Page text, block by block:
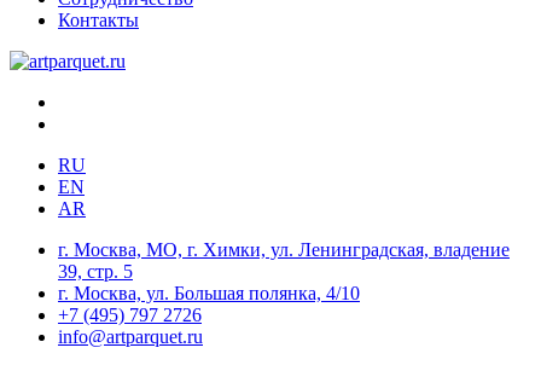
Контакты
RU
EN
AR
г. Москва, МО, г. Химки, ул. Ленинградская, владение
39, стр. 5
г. Москва, ул. Большая полянка, 4/10
+7 (495) 797 2726
info@artparquet.ru